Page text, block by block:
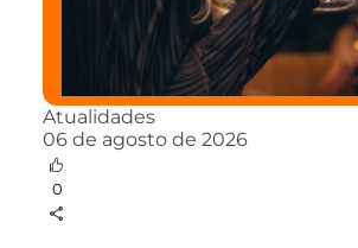
Atualidades
06 de agosto de 2026
0